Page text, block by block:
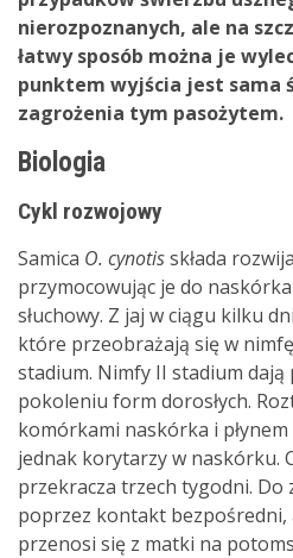
nierozpoznanych, ale na
łatwy sposób można je
punktem wyjścia jest sama
zagrożenia tym pasożytem.
Biologia
Cykl rozwojowy
Samica O. cynotisskłada
przymocowując je do
słuchowy. Z jaj w ciągu kilku
które przeobrażają się w
stadium. Nimfy II stadium
pokoleniu form dorosłych.
komórkami naskórka i
jednak korytarzy w naskórku.
przekracza trzech tygodni. Do
poprzez kontakt bezpośredni,
przenosi się z matki na